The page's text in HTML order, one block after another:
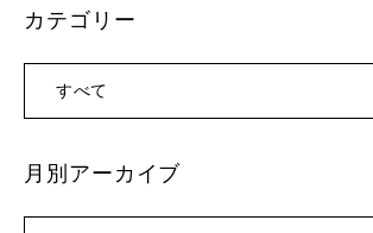
カテゴリー
すべて
月別アーカイブ